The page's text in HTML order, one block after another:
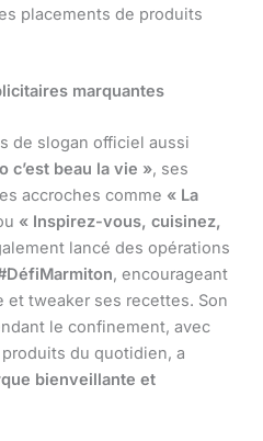
placements de produits
marquantes
de slogan officiel aussi
c’est beau la vie », ses
accroches comme « La
« Inspirez-vous, cuisinez,
lancé des opérations
, encourageant
tweaker ses recettes. Son
le confinement, avec
du quotidien, a
bienveillante et